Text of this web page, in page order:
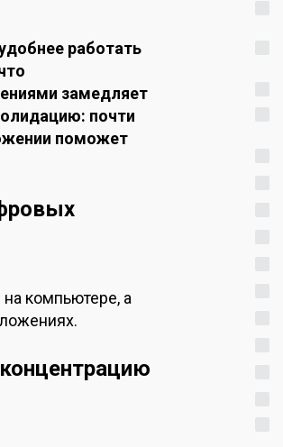
работать
замедляет
почти
поможет
компьютере, а